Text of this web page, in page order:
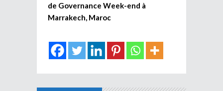
de Governance Week-end à
Marrakech, Maroc